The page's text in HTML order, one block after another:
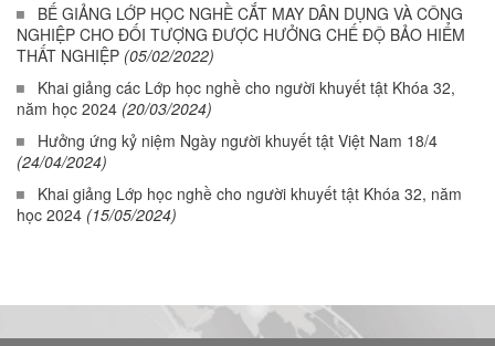
BẾ GIẢNG LỚP HỌC NGHỀ CẮT MAY DÂN DỤNG VÀ CÔNG
NGHIỆP CHO ĐỐI TƯỢNG ĐƯỢC HƯỞNG CHẾ ĐỘ BẢO HIỂM
THẤT NGHIỆP (05/02/2022)
Khai giảng các Lớp học nghề cho người khuyết tật Khóa 32,
năm học 2024 (20/03/2024)
Hưởng ứng kỷ niệm Ngày người khuyết tật Việt Nam 18/4
(24/04/2024)
Khai giảng Lớp học nghề cho người khuyết tật Khóa 32, năm
học 2024 (15/05/2024)